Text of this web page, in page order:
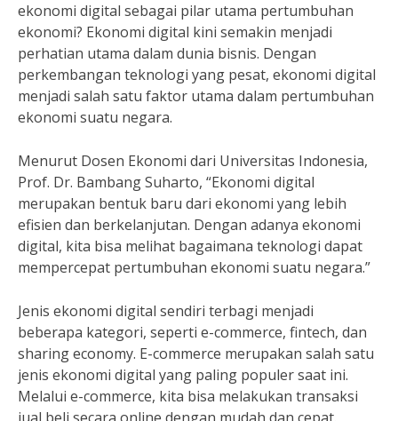
ekonomi digital sebagai pilar utama pertumbuhan
ekonomi? Ekonomi digital kini semakin menjadi
perhatian utama dalam dunia bisnis. Dengan
perkembangan teknologi yang pesat, ekonomi digital
menjadi salah satu faktor utama dalam pertumbuhan
ekonomi suatu negara.
Menurut Dosen Ekonomi dari Universitas Indonesia,
Prof. Dr. Bambang Suharto, “Ekonomi digital
merupakan bentuk baru dari ekonomi yang lebih
efisien dan berkelanjutan. Dengan adanya ekonomi
digital, kita bisa melihat bagaimana teknologi dapat
mempercepat pertumbuhan ekonomi suatu negara.”
Jenis ekonomi digital sendiri terbagi menjadi
beberapa kategori, seperti e-commerce, fintech, dan
sharing economy. E-commerce merupakan salah satu
jenis ekonomi digital yang paling populer saat ini.
Melalui e-commerce, kita bisa melakukan transaksi